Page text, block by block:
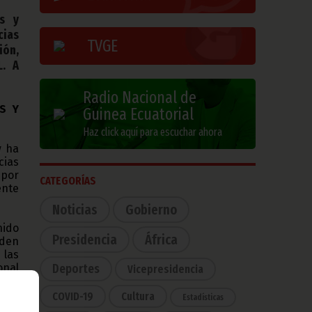
y
A
Y
ha
TVGE
Radio Nacional de
Guinea Ecuatorial
Haz click aquí para escuchar ahora
CATEGORÍAS
Noticias
Gobierno
Presidencia
África
Deportes Vicepresidencia
COVID-19 Cultura Estadísticas